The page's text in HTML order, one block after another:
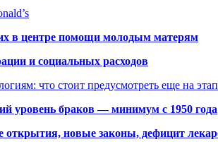
в центре помощи молодым матерям
и социальных расходов
что стоит предусмотреть еще на
уровень браков — минимум с 1950 года
новые законы, дефицит